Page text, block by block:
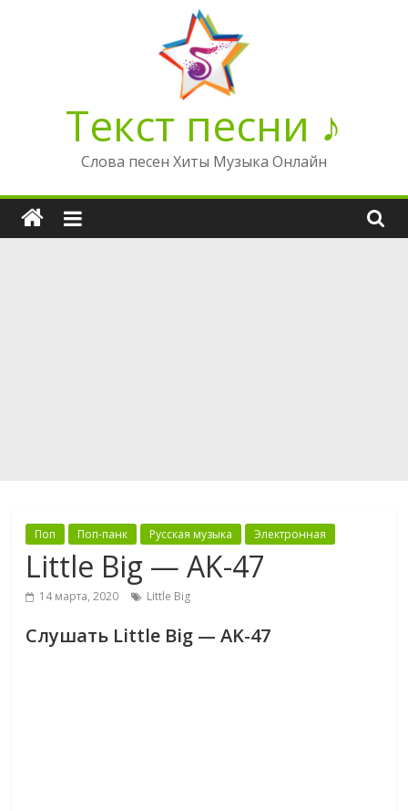
Текст песни ♪
Слова песен Хиты Музыка Онлайн
Поп Поп-панк Русская музыка Электронная
Little Big — AK-47
14 марта, 2020 Little Big
Слушать Little Big — AK-47